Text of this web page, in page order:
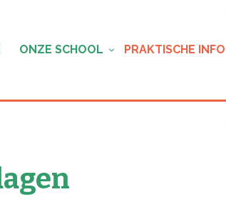
ONZE SCHOOL PRAKTISCHE INFO